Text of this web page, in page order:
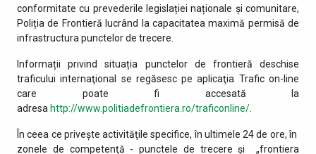
conformitate cu prevederile legislației naționale și comunitare,
Poliția de Frontieră lucrând la capacitatea maximă permisă de
infrastructura punctelor de trecere.
Informații privind situația punctelor de frontieră deschise
traficului internaţional se regăsesc pe aplicaţia Trafic on-line
care poate fi accesată la
adresa http://www.politiadefrontiera.ro/traficonline/
În ceea ce priveşte activităţile specifice, în ultimele 24 de ore, în
zonele de competenţă - punctele de trecere şi „frontiera